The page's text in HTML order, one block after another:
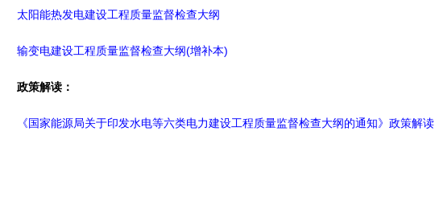
太阳能热发电建设工程质量监督检查大纲
输变电建设工程质量监督检查大纲(增补本)
政策解读：
《国家能源局关于印发水电等六类电力建设工程质量监督检查大纲的通知》政策解读